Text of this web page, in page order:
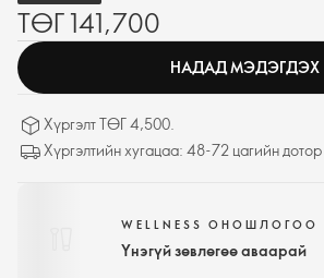
ТӨГ 141,700
НАДАД МЭДЭГДЭХ
Хүргэлт ТӨГ 4,500.
Хүргэлтийн хугацаа: 48-72 цагийн дотор
WELLNESS ОНОШЛОГОО
Үнэгүй зөвлөгөө аваарай